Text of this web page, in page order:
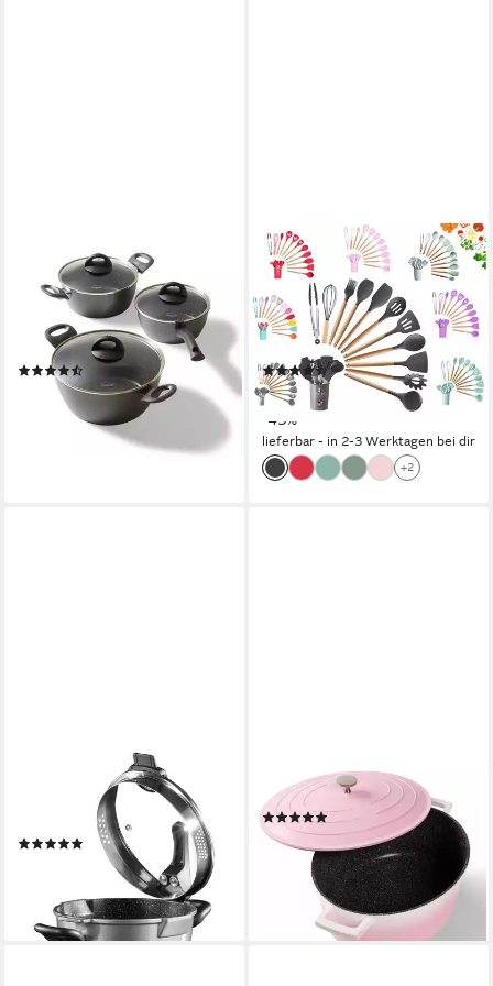
Topf-Set, Aluminium, Keramik
(6-tlg), mit echten
Steinpartikeln,
induktionsgeeignet, Designed
in Germany
ab 89,95 € UVP199,95 €
lieferbar - in 6-8 Werktagen bei dir
FAIZEE MÖBEL
Kochbesteck-Set
Kochbesteck-Set
Küchenhelfer Set 12tlg Silikon
Kochbesteck (12-tlg)
(39)
29,90 € UVP 52,49 €
-43%
lieferbar - in 2-3 Werktagen bei dir
+2
Kochtopf, Aluminiumguss (2-
(1)
UVP 164,95 €
lieferbar - in 2-3 Werktagen bei dir
STONELINE
Bräter
(4)
69,95 € UVP 169,95 €
lieferbar - in 2-3 Werktagen bei dir